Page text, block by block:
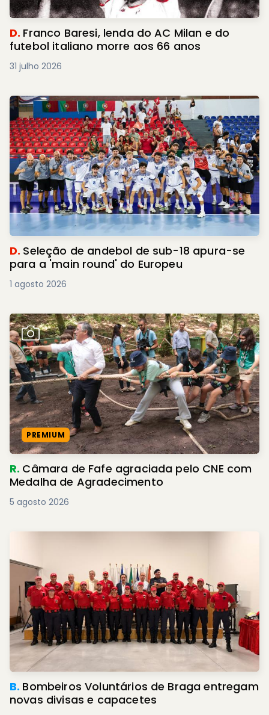
D. Franco Baresi, lenda do AC Milan e do
futebol italiano morre aos 66 anos
31 julho 2026
D. Seleção de andebol de sub-18 apura-se
para a 'main round' do Europeu
1 agosto 2026
PREMIUM
R. Câmara de Fafe agraciada pelo CNE com
Medalha de Agradecimento
5 agosto 2026
B. Bombeiros Voluntários de Braga entregam
novas divisas e capacetes